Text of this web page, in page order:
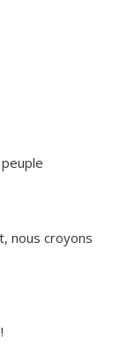
nous croyons